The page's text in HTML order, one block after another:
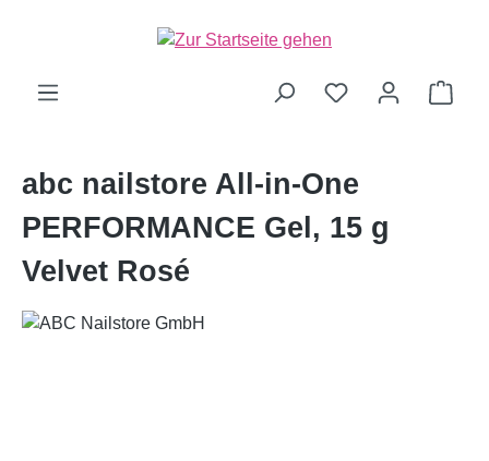
abc nailstore All-in-One
PERFORMANCE Gel, 15 g
Velvet Rosé